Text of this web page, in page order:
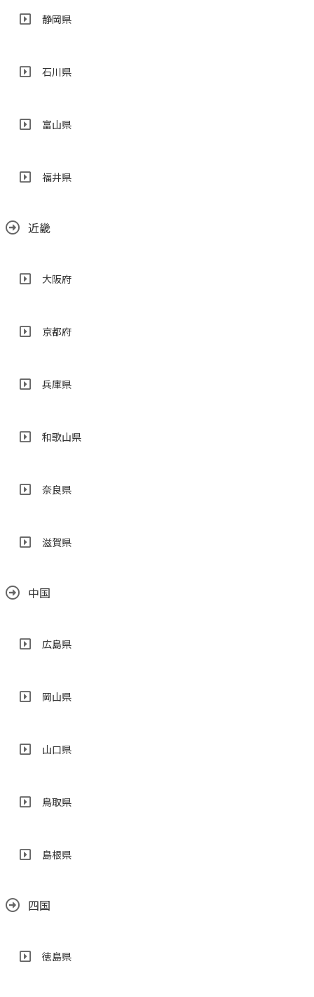
静岡県
石川県
富山県
福井県
近畿
大阪府
京都府
兵庫県
和歌山県
奈良県
滋賀県
中国
広島県
岡山県
山口県
鳥取県
島根県
四国
徳島県